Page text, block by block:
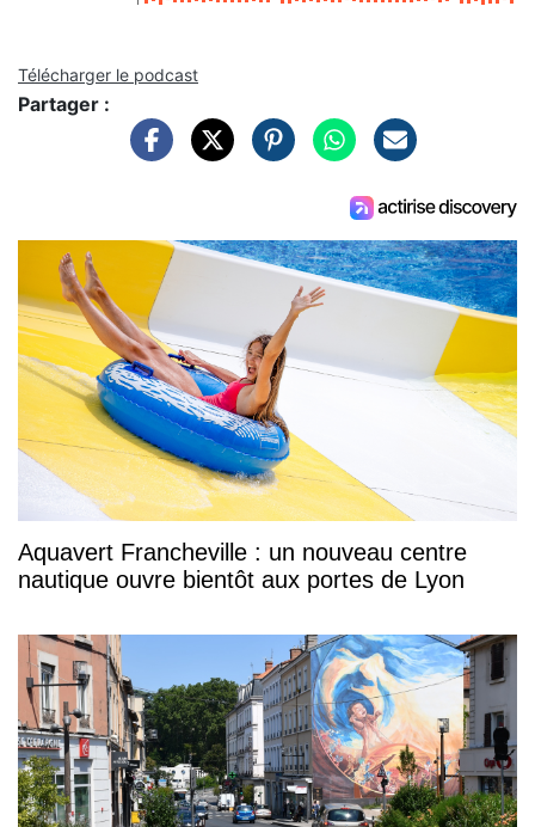
Télécharger le podcast
Partager :
Aquavert Francheville : un nouveau centre
nautique ouvre bientôt aux portes de Lyon